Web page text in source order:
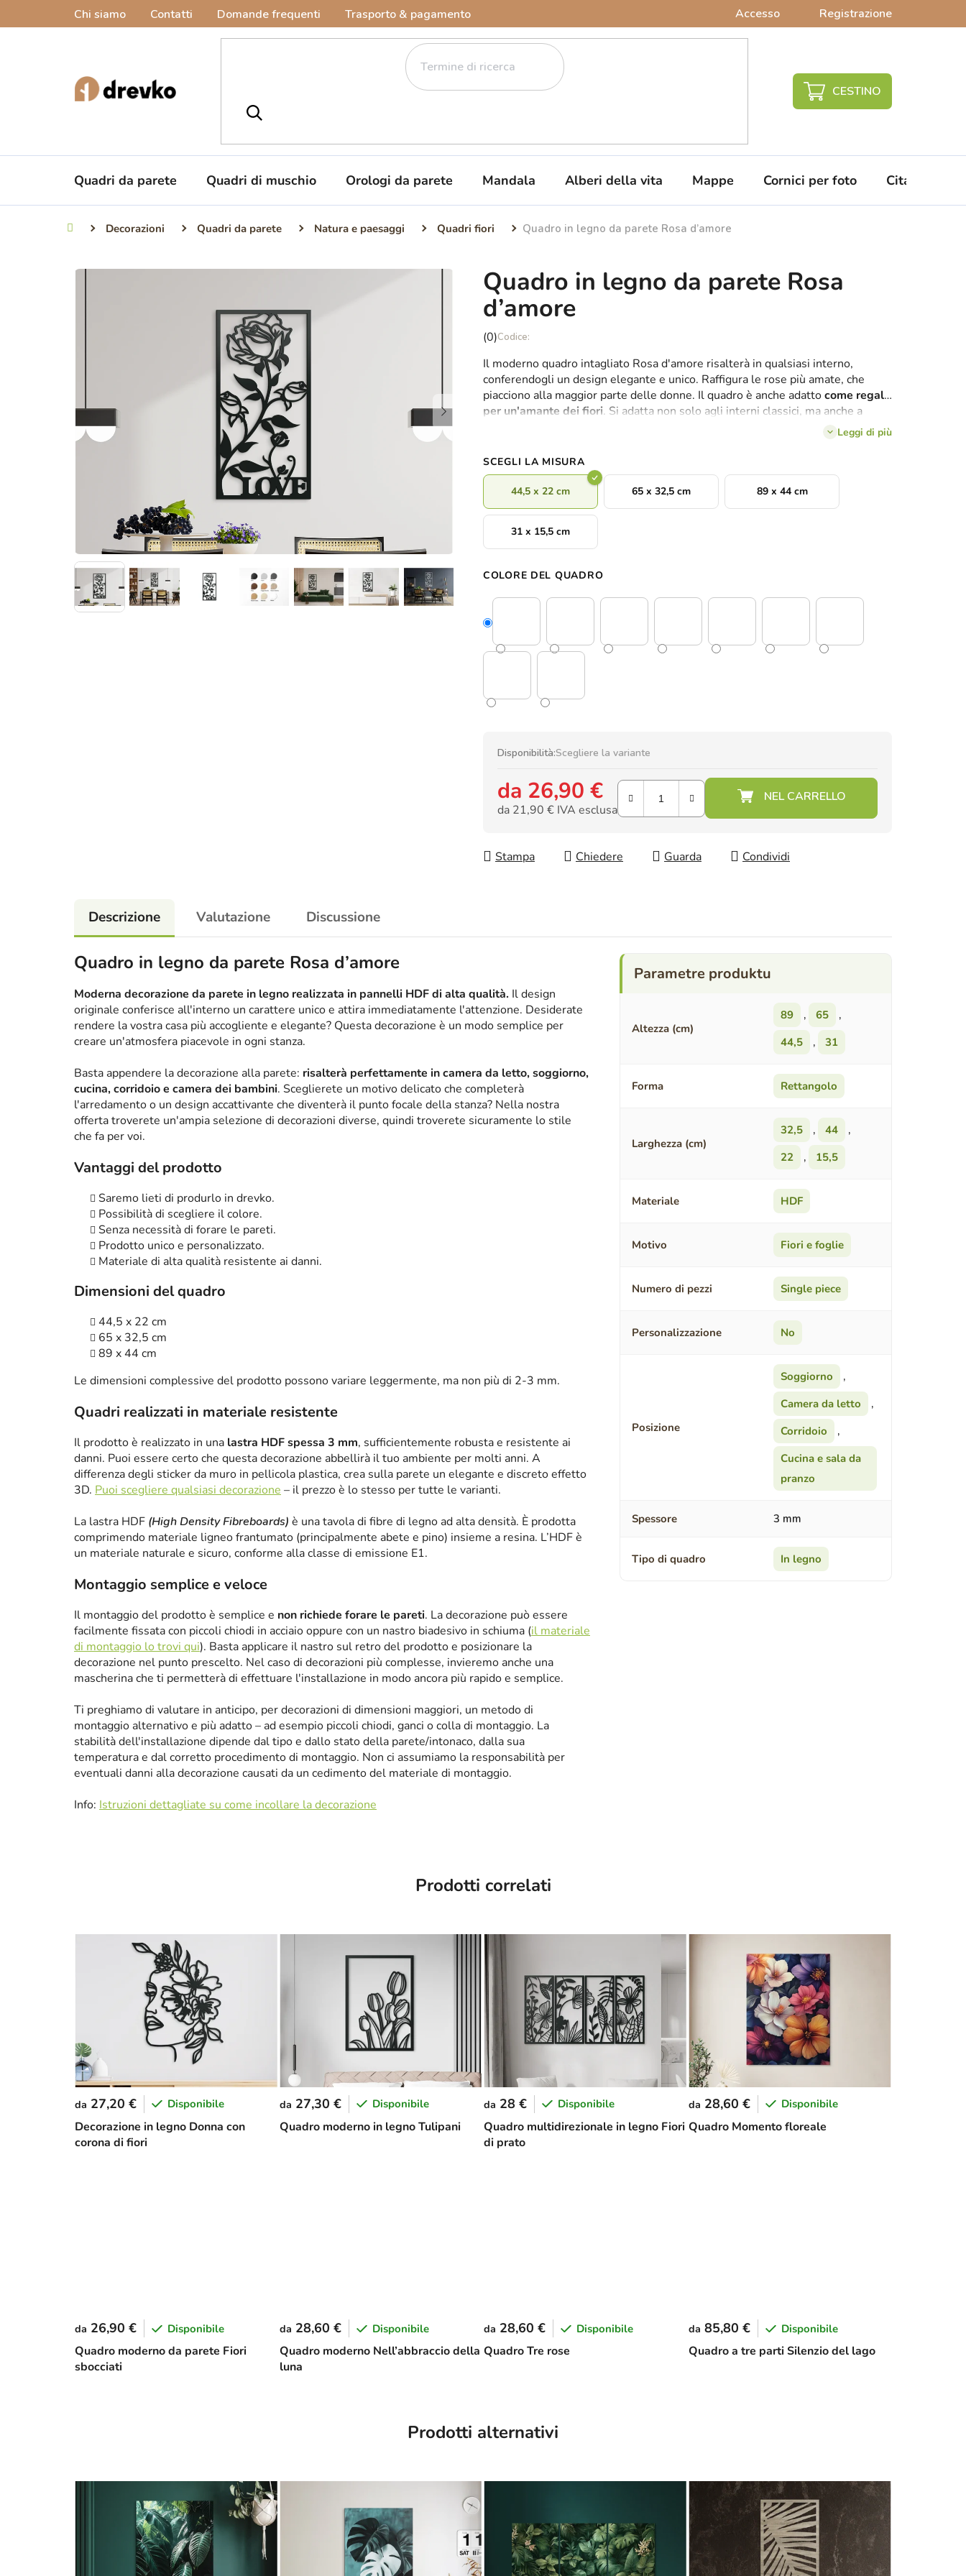
Chi siamo Contatti Domande frequenti Trasporto & pagamento Accesso Registrazione
CARRELLO
SPESA
Quadri da parete Quadri di muschio Orologi da parete Mandala Alberi della vita Mappe Cornici per foto Citazioni da
Casa Decorazioni Quadri da parete Natura e paesaggi Quadri fiori Quadro in legno da parete Rosa d’amore
Quadro in legno da parete Rosa
d’amore
La
media
del
prodotto
è
5
stelle.
(0)
Il moderno quadro intagliato Rosa d'amore risalterà in qualsiasi interno,
conferendogli un design elegante e unico. Raffigura le rose più amate, che
piacciono alla maggior parte delle donne. Il quadro è anche adattocome regalo
per un'amante dei fiori. Si adatta non solo agli interni classici, ma anche a
Leggi di più
SCEGLI LA MISURA
44,5 x 22 cm 65 x 32,5 cm 89 x 44 cm
31 x 15,5 cm
COLORE DEL QUADRO
Disponibilità:Scegliere la variante
da 26,90 €
da 21,90 € IVA esclusa
Stampa
Chiedere Guarda Condividi
Descrizione Valutazione Discussione
Quadro in legno da parete Rosa d’amore
Moderna decorazione da parete in legno realizzata in pannelli HDF di alta qualità. Il design
originale conferisce all'interno un carattere unico e attira immediatamente l'attenzione. Desiderate
rendere la vostra casa più accogliente e elegante? Questa decorazione è un modo semplice per
creare un'atmosfera piacevole in ogni stanza.
Basta appendere la decorazione alla parete: risalterà perfettamente in camera da letto, soggiorno,
cucina, corridoio e camera dei bambini. Sceglierete un motivo delicato che completerà
l'arredamento o un design accattivante che diventerà il punto focale della stanza? Nella nostra
offerta troverete un'ampia selezione di decorazioni diverse, quindi troverete sicuramente lo stile
che fa per voi.
Vantaggi del prodotto
Saremo lieti di produrlo in drevko.
Possibilità di scegliere il colore.
Senza necessità di forare le pareti.
Prodotto unico e personalizzato.
Materiale di alta qualità resistente ai danni.
Dimensioni del quadro
44,5 x 22 cm
65 x 32,5 cm
89 x 44 cm
Le dimensioni complessive del prodotto possono variare leggermente, ma non più di 2-3 mm.
Quadri realizzati in materiale resistente
Il prodotto è realizzato in una lastra HDF spessa 3 mm, sufficientemente robusta e resistente ai
danni. Puoi essere certo che questa decorazione abbellirà il tuo ambiente per molti anni. A
differenza degli sticker da muro in pellicola plastica, crea sulla parete un elegante e discreto effetto
3D. Puoi scegliere qualsiasi decorazione – il prezzo è lo stesso per tutte le varianti.
La lastra HDF (High Density Fibreboards) è una tavola di fibre di legno ad alta densità. È prodotta
comprimendo materiale ligneo frantumato (principalmente abete e pino) insieme a resina. L’HDF è
un materiale naturale e sicuro, conforme alla classe di emissione E1.
Montaggio semplice e veloce
Il montaggio del prodotto è semplice e non richiede forare le pareti. La decorazione può essere
facilmente fissata con piccoli chiodi in acciaio oppure con un nastro biadesivo in schiuma (il materiale
di montaggio lo trovi qui). Basta applicare il nastro sul retro del prodotto e posizionare la
decorazione nel punto prescelto. Nel caso di decorazioni più complesse, invieremo anche una
mascherina che ti permetterà di effettuare l'installazione in modo ancora più rapido e semplice.
Ti preghiamo di valutare in anticipo, per decorazioni di dimensioni maggiori, un metodo di
montaggio alternativo e più adatto – ad esempio piccoli chiodi, ganci o colla di montaggio. La
stabilità dell'installazione dipende dal tipo e dallo stato della parete/intonaco, dalla sua
temperatura e dal corretto procedimento di montaggio. Non ci assumiamo la responsabilità per
eventuali danni alla decorazione causati da un cedimento del materiale di montaggio.
Info: Istruzioni dettagliate su come incollare la decorazione
Altezza (cm)
89 , 65
,
44,5
, 31
Forma Rettangolo
Larghezza (cm)
32,5 , 44
,
22
, 15,5
Materiale HDF
Motivo Fiori e foglie
Numero di pezzi Single piece
Personalizzazione No
Posizione
Soggiorno
,
Camera da letto
,
Corridoio
,
Cucina e sala da
pranzo
Spessore 3 mm
Tipo di quadro In legno
Prodotti correlati
Decorazione in legno Donna con
corona di fiori
da 27,20 € Disponibile
Quadro moderno in legno Tulipani
da 27,30 € Disponibile
Quadro multidirezionale in legno Fiori
di prato
da 28 € Disponibile
Quadro Momento floreale
da 28,60 € Disponibile
Quadro moderno da parete Fiori
sbocciati
da 26,90 € Disponibile
Quadro moderno Nell’abbraccio della
luna
da 28,60 € Disponibile
Quadro Tre rose
da 28,60 € Disponibile
Quadro a tre parti Silenzio del lago
da 85,80 € Disponibile
Prodotti alternativi